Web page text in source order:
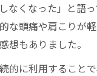
なくなった」と語
な頭痛や肩こりが
想もありました。
的に利用すること